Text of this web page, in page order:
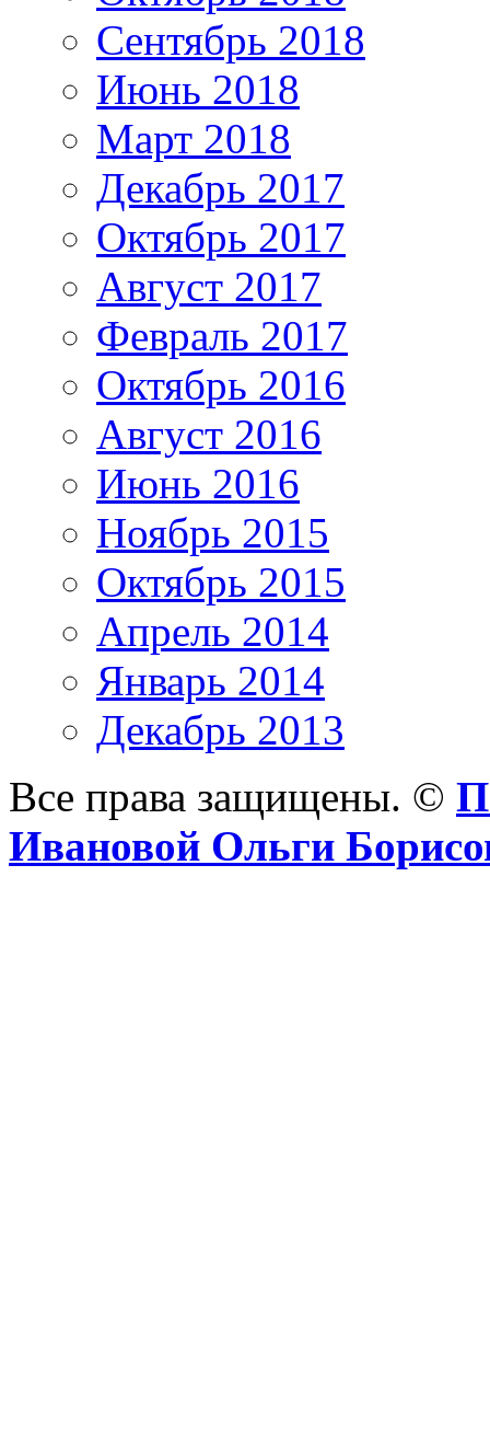
Сентябрь 2018
Июнь 2018
Март 2018
Декабрь 2017
Октябрь 2017
Август 2017
Февраль 2017
Октябрь 2016
Август 2016
Июнь 2016
Ноябрь 2015
Октябрь 2015
Апрель 2014
Январь 2014
Декабрь 2013
Все права защищены. ©
Ивановой Ольги